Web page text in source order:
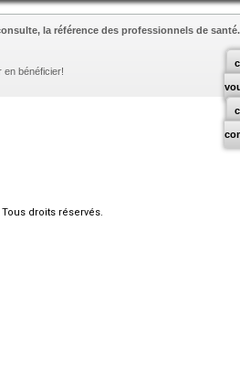
la référence des professionnels de santé.
en bénéficier!
droits réservés.